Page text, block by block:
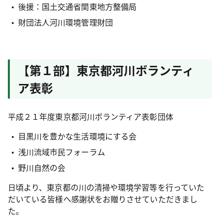
後援：国土交通省関東地方整備局
財団法人河川環境管理財団
【第１部】東京都河川ボランティ
ア表彰
平成２１年度東京都河川ボランティア表彰団体
目黒川を豊かな生活環境にする会
浅川流域市民フォーラム
野川自然の会
日頃より、東京都の川の清掃や環境学習等を行っていた
だいている皆様へ感謝状をお贈りさせていただきまし
た。